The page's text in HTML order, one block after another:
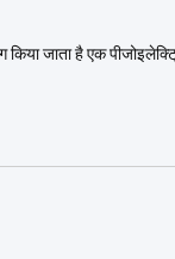
जाता है एक